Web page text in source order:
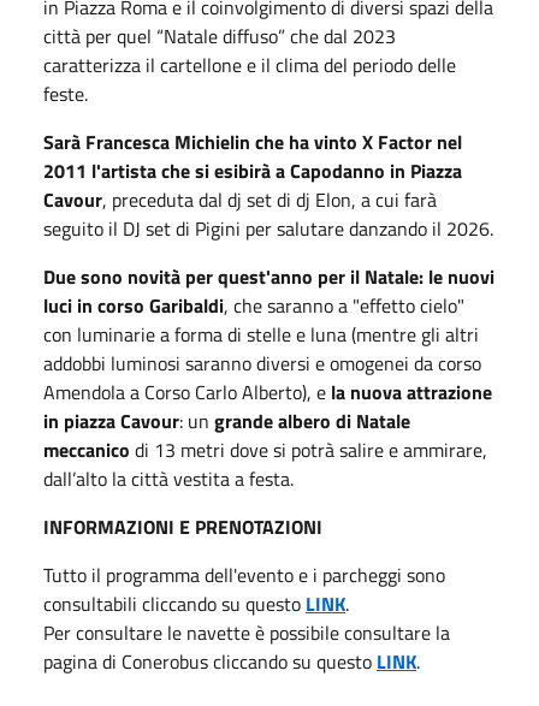
in Piazza Roma e il coinvolgimento di diversi spazi della
città per quel “Natale diffuso” che dal 2023
caratterizza il cartellone e il clima del periodo delle
feste.
Sarà Francesca Michielin che ha vinto X Factor nel
2011 l'artista che si esibirà a Capodanno in Piazza
Cavour, preceduta dal dj set di dj Elon, a cui farà
seguito il DJ set di Pigini per salutare danzando il 2026.
Due sono novità per quest'anno per il Natale: le nuovi
luci in corso Garibaldi, che saranno a "effetto cielo"
con luminarie a forma di stelle e luna (mentre gli altri
addobbi luminosi saranno diversi e omogenei da corso
Amendola a Corso Carlo Alberto), e la nuova attrazione
in piazza Cavour: un grande albero di Natale
meccanico di 13 metri dove si potrà salire e ammirare,
dall’alto la città vestita a festa.
INFORMAZIONI E PRENOTAZIONI
Tutto il programma dell'evento e i parcheggi sono
consultabili cliccando su questo LINK.
Per consultare le navette è possibile consultare la
pagina di Conerobus cliccando su questo LINK.